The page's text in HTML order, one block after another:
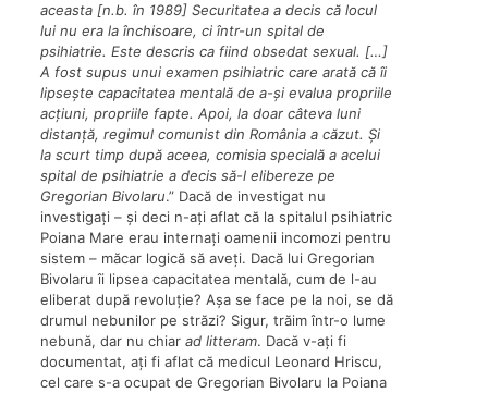
aceasta [n.b. în 1989] Securitatea a decis că locul
lui nu era la închisoare, ci într-un spital de
psihiatrie. Este descris ca fiind obsedat sexual. […]
A fost supus unui examen psihiatric care arată că îi
lipsește capacitatea mentală de a-și evalua propriile
acțiuni, propriile fapte. Apoi, la doar câteva luni
distanță, regimul comunist din România a căzut. Și
la scurt timp după aceea, comisia specială a acelui
spital de psihiatrie a decis să-l elibereze pe
Gregorian Bivolaru.” Dacă de investigat nu
investigați – și deci n-ați aflat că la spitalul psihiatric
Poiana Mare erau internați oamenii incomozi pentru
sistem – măcar logică să aveți. Dacă lui Gregorian
Bivolaru îi lipsea capacitatea mentală, cum de l-au
eliberat după revoluție? Așa se face pe la noi, se dă
drumul nebunilor pe străzi? Sigur, trăim într-o lume
nebună, dar nu chiar ad litteram. Dacă v-ați fi
documentat, ați fi aflat că medicul Leonard Hriscu,
cel care s-a ocupat de Gregorian Bivolaru la Poiana